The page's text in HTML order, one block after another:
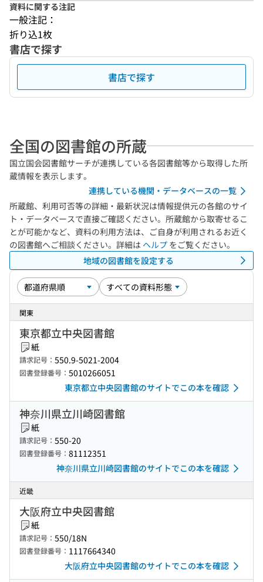
資料に関する注記
一般注記：
折り込1枚
書店で探す
書店で探す
全国の図書館の所蔵
国立国会図書館サーチが連携している各図書館等から取得した所
蔵情報を表示します。
連携している機関・データベースの一覧
所蔵館、利用可否等の詳細・最新状況は情報提供元の各館のサイ
ト・データベースで直接ご確認ください。所蔵館から取寄せるこ
とが可能かなど、資料の利用方法は、ご自身が利用されるお近く
の図書館へご相談ください。詳細は ヘルプ をご覧ください。
地域の図書館を設定する
関東
東京都立中央図書館
紙
請求記号： 550.9-5021-2004
図書登録番号： 5010266051
東京都立中央図書館のサイトでこの本を確認
神奈川県立川崎図書館
紙
請求記号： 550-20
図書登録番号： 81112351
神奈川県立川崎図書館のサイトでこの本を確認
近畿
大阪府立中央図書館
紙
請求記号： 550/18N
図書登録番号： 1117664340
大阪府立中央図書館のサイトでこの本を確認